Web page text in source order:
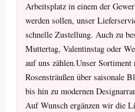
Arbeitsplatz in einem der
werden sollen, unser
schnelle Zustellung. Auch zu
Muttertag, Valentinstag oder
auf uns zählen.Unser Sortiment
Rosensträußen über saisonale
bis hin zu modernen
Auf Wunsch ergänzen wir die